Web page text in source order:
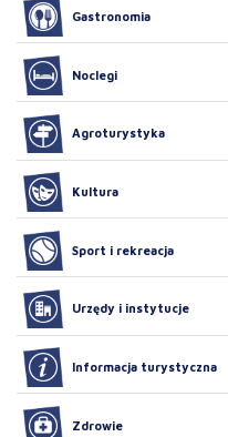
Gastronomia
Noclegi
Agroturystyka
Kultura
Sport i rekreacja
Urzędy i instytucje
Informacja turystyczna
Zdrowie